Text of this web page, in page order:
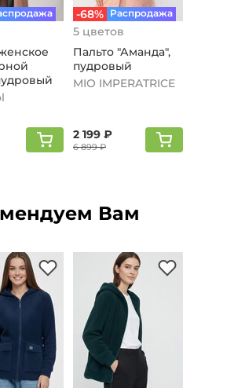
-68% Распродажа
5 цветов
Пальто "Аманда",
пудровый
MIO IMPERATRICE
2 199 ₽
6 899 ₽
Вам